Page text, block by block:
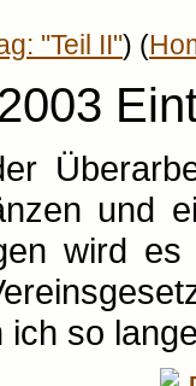
"Teil II") (
und
wird
ich so